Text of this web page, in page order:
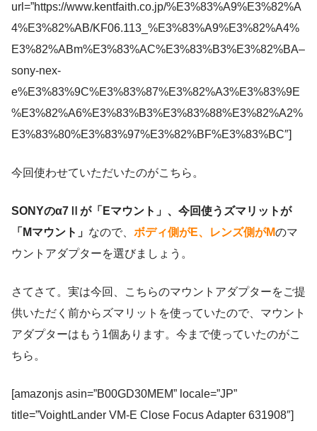
url=”https://www.kentfaith.co.jp/%E3%83%A9%E3%82%A
4%E3%82%AB/KF06.113_%E3%83%A9%E3%82%A4%
E3%82%ABm%E3%83%AC%E3%83%B3%E3%82%BA–
sony-nex-
e%E3%83%9C%E3%83%87%E3%82%A3%E3%83%9E
%E3%82%A6%E3%83%B3%E3%83%88%E3%82%A2%
E3%83%80%E3%83%97%E3%82%BF%E3%83%BC″]
今回使わせていただいたのがこちら。
SONYのα7Ⅱが「Eマウント」、今回使うズマリットが
「Mマウント」 なので、 ボディ側がE、レンズ側がMのマ
ウントアダプターを選びましょう。
さてさて。実は今回、こちらのマウントアダプターをご提
供いただく前からズマリットを使っていたので、マウント
アダプターはもう1個あります。今まで使っていたのがこ
ちら。
[amazonjs asin=”B00GD30MEM” locale=”JP”
title=”VoightLander VM-E Close Focus Adapter 631908″]